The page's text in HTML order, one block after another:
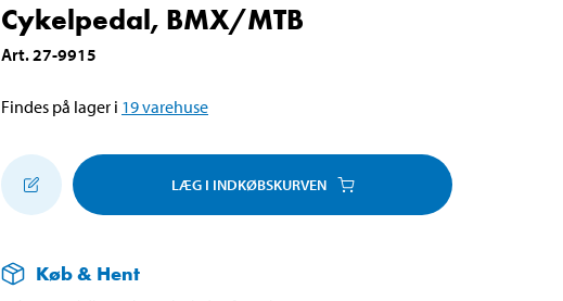
Cykelpedal, BMX/MTB
Art.27-9915
Findes på lager i 19varehuse
LÆG I INDKØBSKURVEN
Køb & Hent